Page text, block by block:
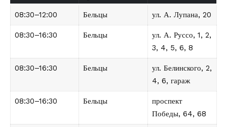
08:30–12:00 Бельцы ул. А. Лупана, 20
08:30–16:30 Бельцы
ул. А. Руссо, 1, 2,
3, 4, 5, 6, 8
08:30–16:30 Бельцы
ул. Белинского, 2,
4, 6, гараж
08:30–16:30 Бельцы
проспект
Победы, 64, 68